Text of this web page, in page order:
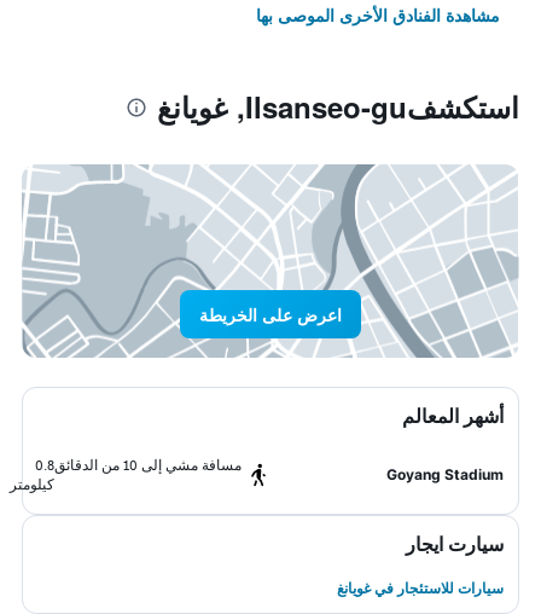
مشاهدة الفنادق الأخرى الموصى بها
استكشفIlsanseo-gu, غويانغ
اعرض على الخريطة
أشهر المعالم
Goyang Stadium
مسافة مشي إلى 10 من الدقائق
0.8
كيلومتر
سيارت ايجار
سيارات للاستئجار في غويانغ